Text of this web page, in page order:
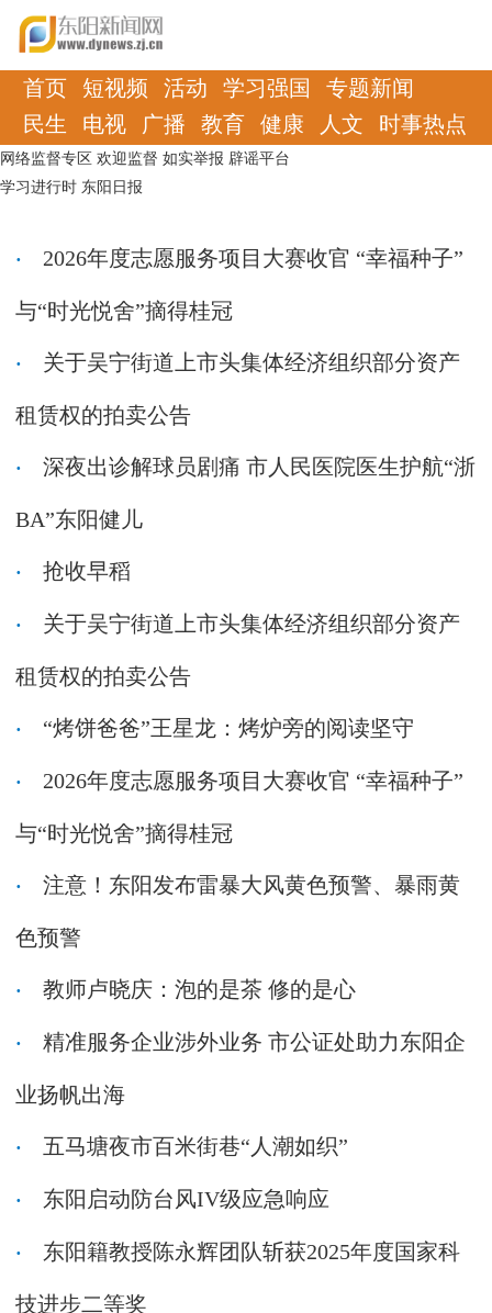
首页 短视频 活动 学习强国
专题新闻
民生
电视 广播 教育 健康 人文 时事热点
网络监督专区 欢迎监督 如实举报 辟谣平台
学习进行时 东阳日报
2026年度志愿服务项目大赛收官 “幸福种子”
与“时光悦舍”摘得桂冠
关于吴宁街道上市头集体经济组织部分资产
租赁权的拍卖公告
深夜出诊解球员剧痛 市人民医院医生护航“浙
BA”东阳健儿
抢收早稻
关于吴宁街道上市头集体经济组织部分资产
租赁权的拍卖公告
“烤饼爸爸”王星龙：烤炉旁的阅读坚守
2026年度志愿服务项目大赛收官 “幸福种子”
与“时光悦舍”摘得桂冠
注意！东阳发布雷暴大风黄色预警、暴雨黄
色预警
教师卢晓庆：泡的是茶 修的是心
精准服务企业涉外业务 市公证处助力东阳企
业扬帆出海
五马塘夜市百米街巷“人潮如织”
东阳启动防台风IV级应急响应
东阳籍教授陈永辉团队斩获2025年度国家科
技进步二等奖